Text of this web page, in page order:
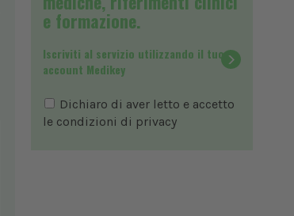
e formazione.
Iscriviti al servizio utilizzando il tuo
account Medikey
Dichiaro di aver letto e accetto
le condizioni di privacy